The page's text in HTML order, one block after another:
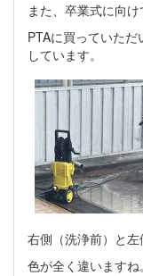
また、卒業式に向
PTAに買っていた
しています。
右側（洗浄前）と左
色が全く違いますね。